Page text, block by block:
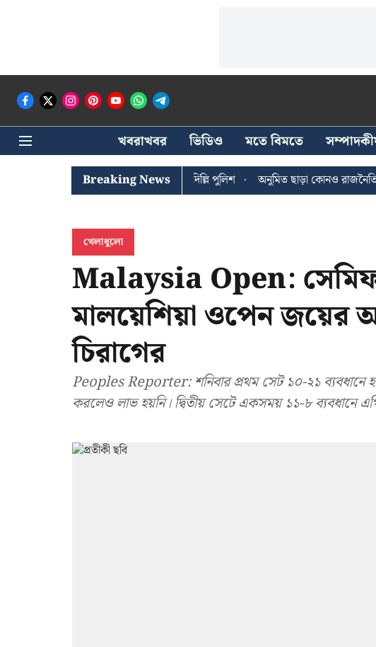
খবরাখবর ভিডিও মতে বিমতে
Breaking News
খোঁজে সিপিআইএম সদর দপ্তরে দিল্লি পুলিশ অনুমিত ছাড়া কোনও রাজনৈতিক
খেলাধুলো
Malaysia Open:
মালয়েশিয়া ওপেন জয়ের
চিরাগের
Peoples Reporter: শনিবার প্রথম সেট ১০-২১ ব্যবধানে
করলেও লাভ হয়নি। দ্বিতীয় সেটে একসময় ১১-৮ ব্যবধানে